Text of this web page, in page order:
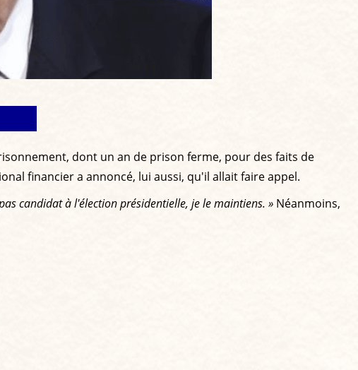
dont un an de prison ferme, pour des faits de
financier a annoncé, lui aussi, qu'il allait faire appel.
candidat à l'élection présidentielle, je le maintiens. » Néanmoins,